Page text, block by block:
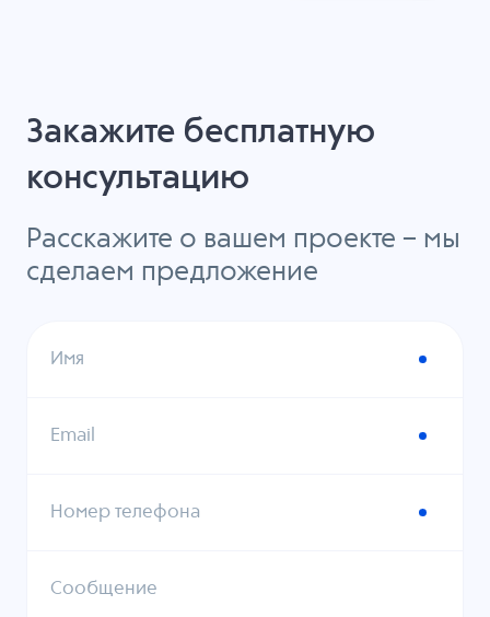
Закажите бесплатную
консультацию
Расскажите о вашем проекте – мы
сделаем предложение
Имя
Email
Номер телефона
Сообщение